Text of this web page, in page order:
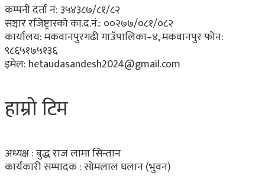
कम्पनी दर्ता नं: ३५४३८७/८१/८२
सञ्चार रजिष्ट्रारको का.द.नं.: ००२७७/०८१/०८२
कार्यालय:मकवानपुरगढी गाउँपालिका–४, मकवानपुरफोन:
९८६५१७५१३६
इमेल: hetaudasandesh2024@gmail.com
हाम्रो टिम
अध्यक्ष : बुद्ध राज लामा सिन्तान
कार्यकारी सम्पादक :सोमलाल घलान (भुवन)